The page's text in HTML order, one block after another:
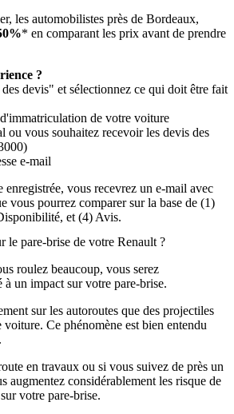
les automobilistes près de Bordeaux,
* en comparant les prix avant de prendre
?
devis" et sélectionnez ce qui doit être fait
de votre voiture
ou vous souhaitez recevoir les devis des
e-mail
vous recevrez un e-mail avec
vous pourrez comparer sur la base de (1)
et (4) Avis.
le pare-brise de votre Renault ?
roulez beaucoup, vous serez
un impact sur votre pare-brise.
sur les autoroutes que des projectiles
Ce phénomène est bien entendu
en travaux ou si vous suivez de près un
augmentez considérablement les risque de
votre pare-brise.